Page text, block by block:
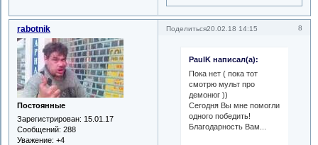
Поделиться 8
20.02.18 14:15
rabotnik
Постоянные
Зарегистрирован: 15.01.17
Сообщений: 288
Уважение: +4
PaulK написал(а):
Пока нет ( пока тот
смотрю мульт про
демонюг ))
Сегодня Вы мне помогли
одного победить!
Благодарность Вам...